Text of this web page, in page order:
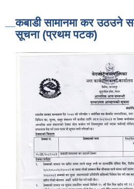
कबाडी सामानमा कर उठउने
सूचना (प्रथम पटक)